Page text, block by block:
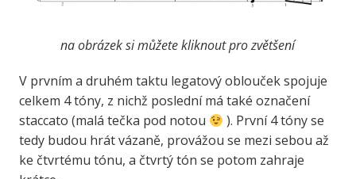
na obrázek si můžete kliknout pro zvětšení
V prvním a druhém taktu legatový oblouček spojuje
celkem 4 tóny, z nichž poslední má také označení
staccato (malá tečka pod notou
). První 4 tóny se
tedy budou hrát vázaně, provážou se mezi sebou až
ke čtvrtému tónu, a čtvrtý tón se potom zahraje